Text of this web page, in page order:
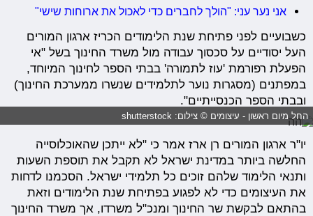
אני נער עני: "הולך לחברים כדי לאכול את ארוחות שישי"
כשבועיים לפני פתיחת שנת הלימודים הכריז ארגון המורים
העל יסודיים על סכסוך עבודה מול משרד החינוך בשל "אי
הפעלת רפורמת 'עוז לתמורה' בבתי הספר לחינוך המיוחד,
במפתנים (מסגרות נוער לתלמידים שנשרו ממערכת החינוך)
ובבתי הספר הכנסייתיים".
החל מיום ראשון - עיצומים © צילום: shutterstock
יו"ר ארגון המורים רן ארז אמר כי "לא ייתכן שהאוכלוסייה
החלשה ביותר במדינת ישראל לא תקבל את תוספת השעות
ותנאי הלימוד שלהם זוכים כל תלמידי ישראל. הסכמנו לדחות
את העיצומים כדי לא לפגוע בפתיחת שנת הלימודים וזאת
בהתאם לבקשת שר החינוך ומנכ"ל משרדו, אך משרד החינוך